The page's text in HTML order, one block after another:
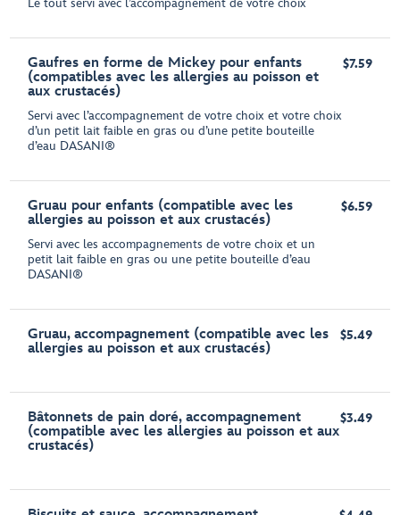
Le tout servi avec l’accompagnement de votre choix
Gaufres en forme de Mickey pour enfants
(compatibles avec les allergies au poisson et
aux crustacés)
Servi avec l’accompagnement de votre choix et votre choix
d’un petit lait faible en gras ou d’une petite bouteille
d’eau DASANI®
$7.59
Gruau pour enfants (compatible avec les
allergies au poisson et aux crustacés)
Servi avec les accompagnements de votre choix et un
petit lait faible en gras ou une petite bouteille d’eau
DASANI®
$6.59
Gruau, accompagnement (compatible avec les
allergies au poisson et aux crustacés)
$5.49
Bâtonnets de pain doré, accompagnement
(compatible avec les allergies au poisson et aux
crustacés)
$3.49